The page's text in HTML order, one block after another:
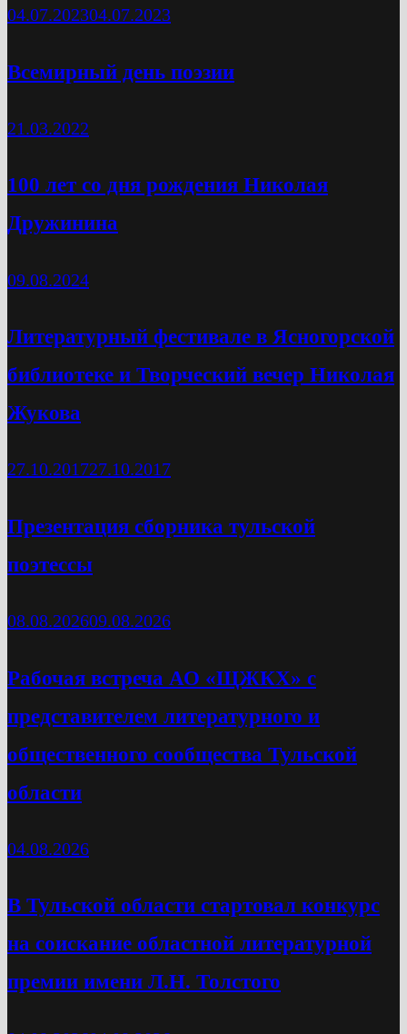
04.07.202304.07.2023
Всемирный день поэзии
21.03.2022
100 лет со дня рождения Николая
Дружинина
09.08.2024
Литературный фестивале в Ясногорской
библиотеке и Творческий вечер Николая
Жукова
27.10.201727.10.2017
Презентация сборника тульской
поэтессы
08.08.202609.08.2026
Рабочая встреча АО «ЩЖКХ» с
представителем литературного и
общественного сообщества Тульской
области
04.08.2026
В Тульской области стартовал конкурс
на соискание областной литературной
премии имени Л.Н. Толстого